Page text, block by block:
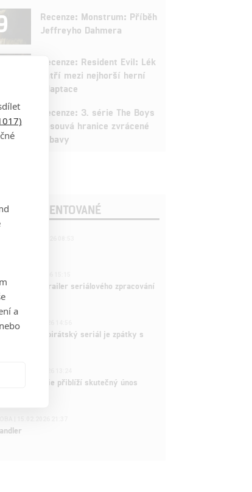
Recenze: Monstrum: Příběh
Jeffreyho Dahmera
Recenze: Resident Evil: Lék
patří mezi nejhorší herní
adaptace
Recenze: 3. série The Boys
posouvá hranice zvrácené
zábavy
KOMENTOVANÉ
První trailer seriálového zpracování
| 15.03.2026 14:56
Oblíbený pirátský seriál je zpátky s
| 15.03.2026 13:24
série přiblíží skutečný únos
a
nebo